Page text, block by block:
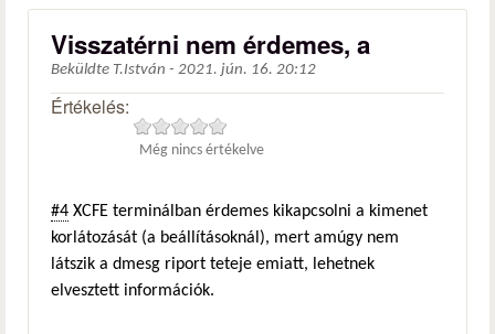
Visszatérni nem érdemes, a
Beküldte T.István - 2021. jún. 16. 20:12
Értékelés:
Még nincs értékelve
#4 XCFE terminálban érdemes kikapcsolni a kimenet
korlátozását (a beállításoknál), mert amúgy nem
látszik a dmesg riport teteje emiatt, lehetnek
elvesztett információk.